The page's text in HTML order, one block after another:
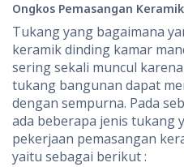
Ongkos Pemasangan
Tukang yang bagaimana
keramik dinding kamar
sering sekali muncul
tukang bangunan dapat
dengan sempurna. Pada
ada beberapa jenis tukang
pekerjaan pemasangan
yaitu sebagai berikut :